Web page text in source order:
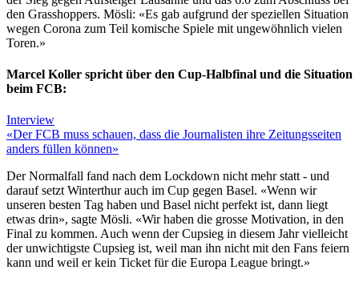
den Grasshoppers. Mösli: «Es gab aufgrund der speziellen Situation
wegen Corona zum Teil komische Spiele mit ungewöhnlich vielen
Toren.»
Marcel Koller spricht über den Cup-Halbfinal und die Situation
beim FCB:
Interview
«Der FCB muss schauen, dass die Journalisten ihre Zeitungsseiten
anders füllen können»
Der Normalfall fand nach dem Lockdown nicht mehr statt - und
darauf setzt Winterthur auch im Cup gegen Basel. «Wenn wir
unseren besten Tag haben und Basel nicht perfekt ist, dann liegt
etwas drin», sagte Mösli. «Wir haben die grosse Motivation, in den
Final zu kommen. Auch wenn der Cupsieg in diesem Jahr vielleicht
der unwichtigste Cupsieg ist, weil man ihn nicht mit den Fans feiern
kann und weil er kein Ticket für die Europa League bringt.»